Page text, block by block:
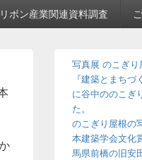
ボン産業関連資料調査
写真展 のこぎ
『建築とまちづ
に谷中ののこぎ
た。
のこぎり屋根の
本建築学会文化
馬県前橋の旧安